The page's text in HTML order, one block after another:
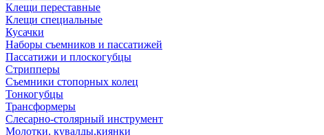
Клещи переставные
Клещи специальные
Кусачки
Наборы съемников и пассатижей
Пассатижи и плоскогубцы
Стрипперы
Съемники стопорных колец
Тонкогубцы
Трансформеры
Слесарно-столярный инструмент
Молотки, кувалды,киянки